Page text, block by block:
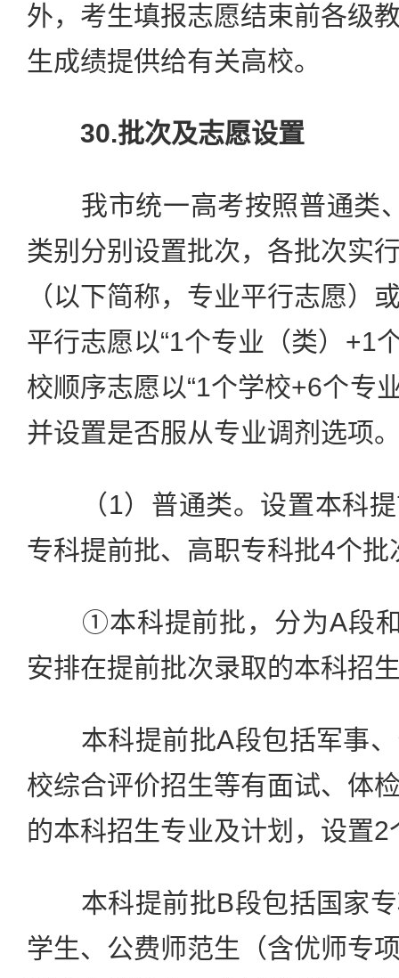
外，考生填报志愿结束前各级
生成绩提供给有关高校。
30.批次及志愿设置
我市统一高考按照普通类
类别分别设置批次，各批次实
（以下简称，专业平行志愿）
平行志愿以“1个专业（类）+1
校顺序志愿以“1个学校+6个专
并设置是否服从专业调剂选项
（1）普通类。设置本科提
专科提前批、高职专科批4个
①本科提前批，分为A段和
安排在提前批次录取的本科招
本科提前批A段包括军事、
校综合评价招生等有面试、体
的本科招生专业及计划，设置
本科提前批B段包括国家专
学生、公费师范生（含优师专